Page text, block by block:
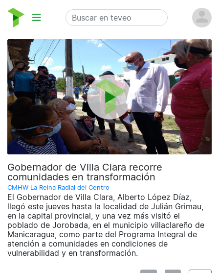
Gobernador de Villa Clara recorre
comunidades en transformación
CMHW La Reina Radial del Centro
El Gobernador de Villa Clara, Alberto López Díaz,
llegó este jueves hasta la localidad de Julián Grimau,
en la capital provincial, y una vez más visitó el
poblado de Jorobada, en el municipio villaclareño de
Manicaragua, como parte del Programa Integral de
atención a comunidades en condiciones de
vulnerabilidad y en transformación.